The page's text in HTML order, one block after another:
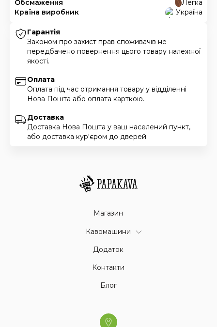
Обсмаження
Легка
Країна виробник
Україна
Гарантія
Законом про захист прав споживачів не
передбачено повернення цього товару належної
якості.
Оплата
Оплата під час отримання товару у відділенні
Нова Пошта або оплата карткою.
Доставка
Доставка Нова Пошта у ваш населений пункт,
або доставка кур'єром до дверей.
Магазин
Кавомашини
Додаток
Контакти
Блог